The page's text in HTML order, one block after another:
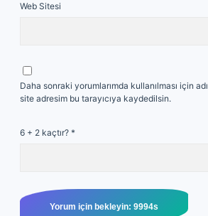
Web Sitesi
Daha sonraki yorumlarımda kullanılması için
site adresim bu tarayıcıya kaydedilsin.
6 + 2 kaçtır? *